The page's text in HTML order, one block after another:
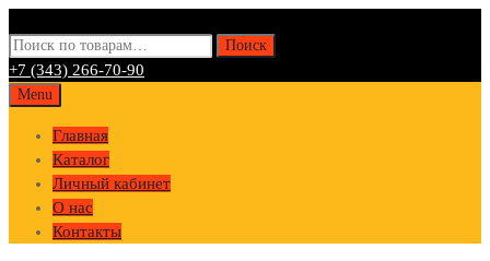
Искать: Поиск
+7 (343) 266-70-90
Skip
content
Menu
Главная
Каталог
Личный кабинет
О нас
Контакты